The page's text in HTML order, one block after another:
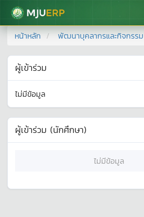
มหาวิทยาลัยแม่โจ้
หน้าหลัก พัฒนาบุคลากรและกิจกรรม
ผู้เข้าร่วม
ไม่มีข้อมูล
ผู้เข้าร่วม (นักศึกษา)
ไม่มีข้อมูล